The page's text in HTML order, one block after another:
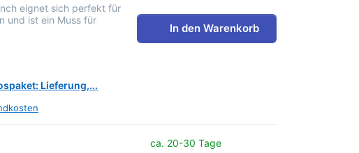
eignet sich perfekt für
und ist ein Muss für
Lieferung,...
In den Warenkorb
liegen noch keine Bewertungen vor.ca. 20-30 Tage